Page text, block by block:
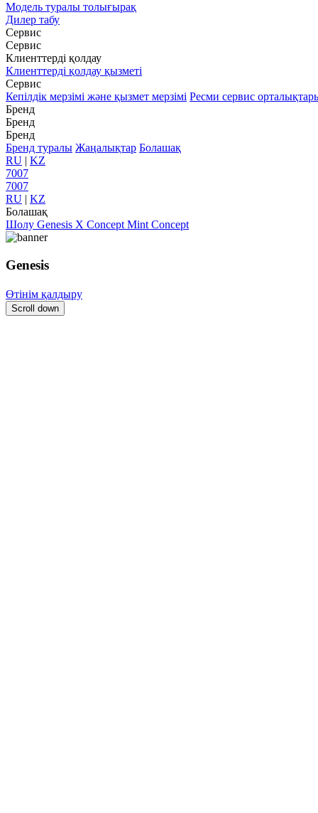
Модель туралы толығырақ
Дилер табу
Сервис
Сервис
Клиенттерді қолдау
Клиенттерді қолдау қызметі
Сервис
Кепілдік мерзімі және қызмет мерзімі Ресми сервис
Бренд
Бренд
Бренд
Бренд туралы Жаңалықтар Болашақ
RU | KZ
7007
7007
RU | KZ
Болашақ
Шолу Genesis X Concept Mint Concept
Genesis
Өтінім қалдыру
Scroll down